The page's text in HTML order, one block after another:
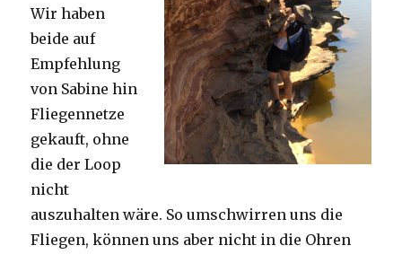
Wir haben
beide auf
Empfehlung
von Sabine hin
Fliegennetze
gekauft, ohne
die der Loop
nicht
auszuhalten wäre. So umschwirren uns die
Fliegen, können uns aber nicht in die Ohren